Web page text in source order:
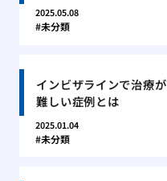
2025.05.08
未分類
インビザラインで治療が
難しい症例とは
2025.01.04
未分類